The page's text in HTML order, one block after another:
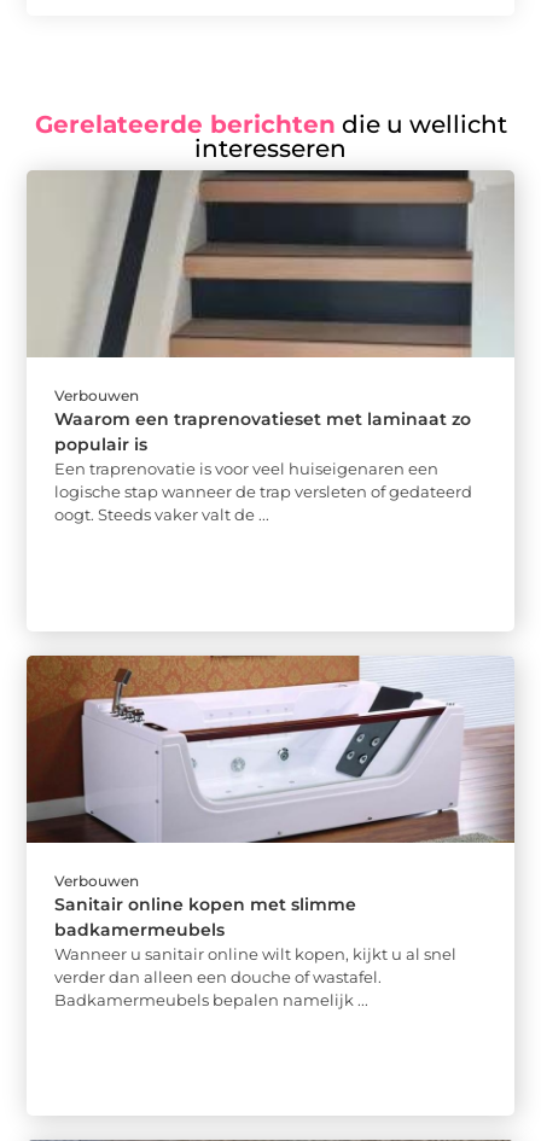
Gerelateerde berichten die u wellicht
interesseren
Verbouwen
Waarom een traprenovatieset met laminaat zo
populair is
Een traprenovatie is voor veel huiseigenaren een
logische stap wanneer de trap versleten of gedateerd
oogt. Steeds vaker valt de ...
Verbouwen
Sanitair online kopen met slimme
badkamermeubels
Wanneer u sanitair online wilt kopen, kijkt u al snel
verder dan alleen een douche of wastafel.
Badkamermeubels bepalen namelijk ...